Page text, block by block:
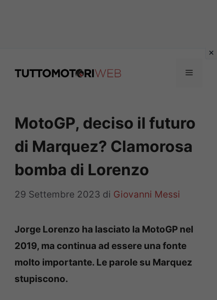
Menu
MotoGP, deciso il futuro
di Marquez? Clamorosa
bomba di Lorenzo
29 Settembre 2023 di Giovanni Messi
Jorge Lorenzo ha lasciato la MotoGP nel
2019, ma continua ad essere una fonte
molto importante. Le parole su Marquez
stupiscono.